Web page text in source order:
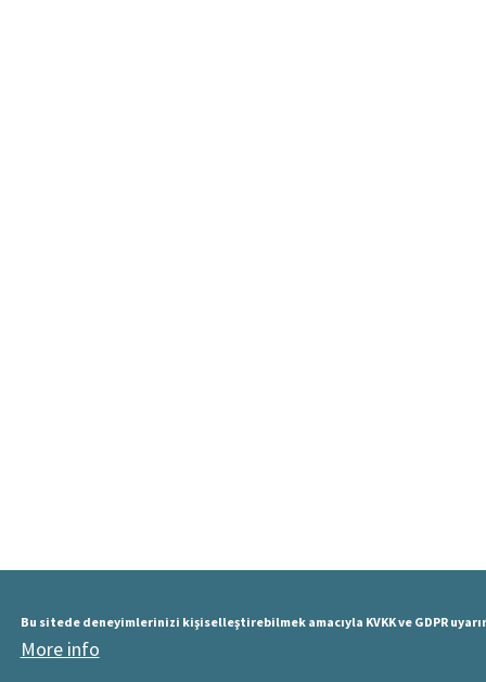
Bu sitede deneyimlerinizi kişiselleştirebilmek amacıyla KVKK ve GDPR
More info